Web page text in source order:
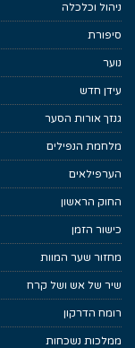
ניהול וכלכלה
סיפורת
נוער
עידן חדש
גנזך אורות הסער
מלחמת הנפילים
הערפילאים
החוק הראשון
כישור הזמן
מחזור שער המוות
שיר של אש ושל קרח
רומח הדרקון
ממלכות נשכחות